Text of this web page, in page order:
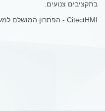
בתקציבים צנועים.
CitectHMI - הפתרון המושלם למערכות קטנות.